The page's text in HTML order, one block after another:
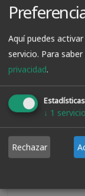
10
Aquí puedes
servicio. Para
privacidad.
↓ 1 servicio
Rechazar